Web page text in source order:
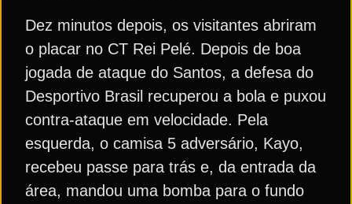
Dez minutos depois, os visitantes abriram
o placar no CT Rei Pelé. Depois de boa
jogada de ataque do Santos, a defesa do
Desportivo Brasil recuperou a bola e puxou
contra-ataque em velocidade. Pela
esquerda, o camisa 5 adversário, Kayo,
recebeu passe para trás e, da entrada da
área, mandou uma bomba para o fundo